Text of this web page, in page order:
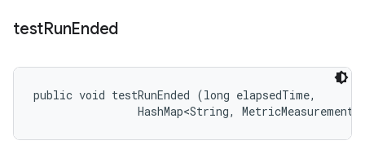
testRunEnded
public void testRunEnded (long elapsedTime,
HashMap<String,